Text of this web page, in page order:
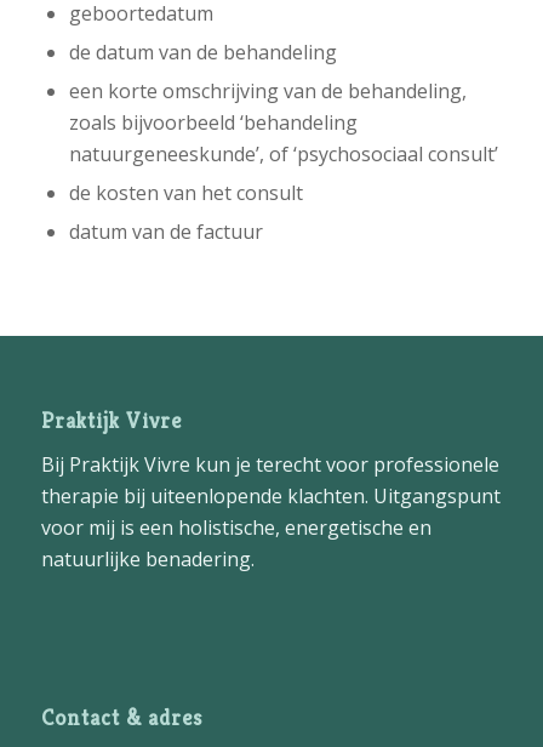
geboortedatum
de datum van de behandeling
een korte omschrijving van de behandeling,
zoals bijvoorbeeld ‘behandeling
natuurgeneeskunde’, of ‘psychosociaal consult’
de kosten van het consult
datum van de factuur
Praktijk Vivre
Bij Praktijk Vivre kun je terecht voor professionele
therapie bij uiteenlopende klachten. Uitgangspunt
voor mij is een holistische, energetische en
natuurlijke benadering.
Contact & adres